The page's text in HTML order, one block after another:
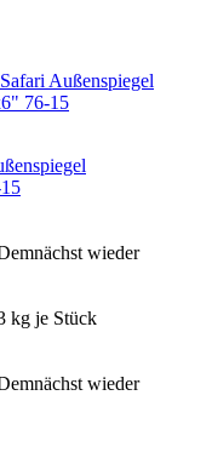
wieder
kg je Stück
wieder